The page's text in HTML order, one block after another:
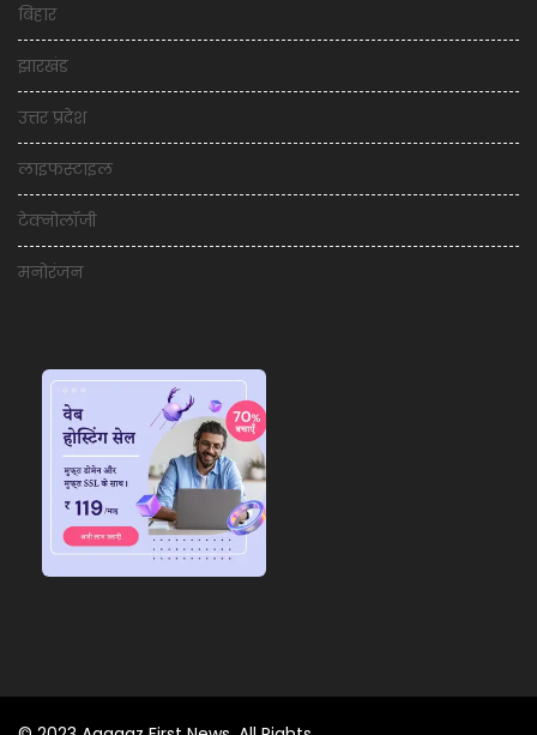
बिहार
झारखंड
उत्तर प्रदेश
लाइफस्टाइल
टेक्नोलॉजी
मनोरंजन